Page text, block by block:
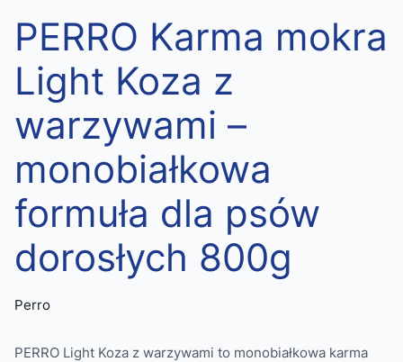
PERRO Karma mokra
Light Koza z
warzywami –
monobiałkowa
formuła dla psów
dorosłych 800g
Perro
PERRO Light Koza z warzywami to monobiałkowa karma